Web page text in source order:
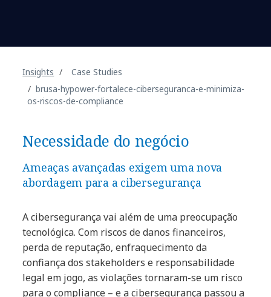
Insights
Case Studies
brusa-hypower-fortalece-ciberseguranca-e-minimiza-
os-riscos-de-compliance
Necessidade do negócio
Ameaças avançadas exigem uma nova
abordagem para a cibersegurança
A cibersegurança vai além de uma preocupação
tecnológica. Com riscos de danos financeiros,
perda de reputação, enfraquecimento da
confiança dos stakeholders e responsabilidade
legal em jogo, as violações tornaram-se um risco
para o compliance – e a cibersegurança passou a